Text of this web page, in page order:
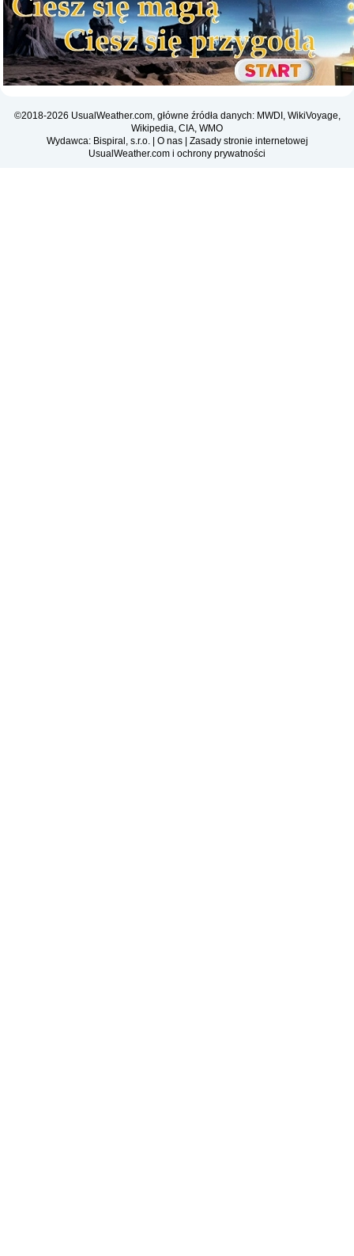
©2018-2026 UsualWeather.com, główne źródła danych: MWDI, WikiVoyage,
Wikipedia, CIA, WMO
Wydawca: Bispiral, s.r.o. | O nas| Zasady stronie internetowej
UsualWeather.com i ochrony prywatności